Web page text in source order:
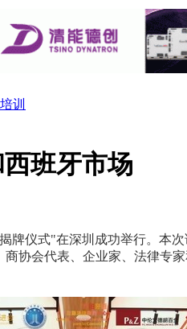
训
班牙市场
仪式"在深圳成功举行。本
协会代表、企业家、法律专